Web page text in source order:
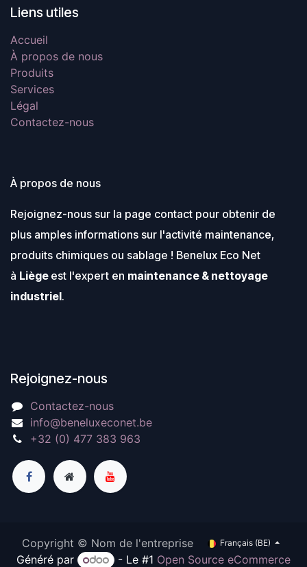
Liens utiles
Accueil
À propos de nous
Produits
Services
Légal
Contactez-nous
À propos de nous
Rejoignez-nous sur la page contact pour obtenir de
plus amples informations sur l'activité maintenance,
produits chimiques ou sablage ! Benelux Eco Net
à Liège est l'expert en maintenance & nettoyage
industriel.
Rejoignez-nous
Contactez-nous
info@beneluxeconet.be
+32 (0) 477 383 963
Copyright © Nom de l'entreprise Français (BE)
Généré par - Le #1 Open Source eCommerce